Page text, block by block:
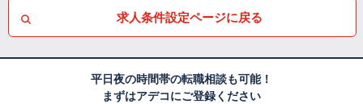
求人条件設定ページに戻る
平日夜の時間帯の転職相談も可能！
まずはアデコにご登録ください